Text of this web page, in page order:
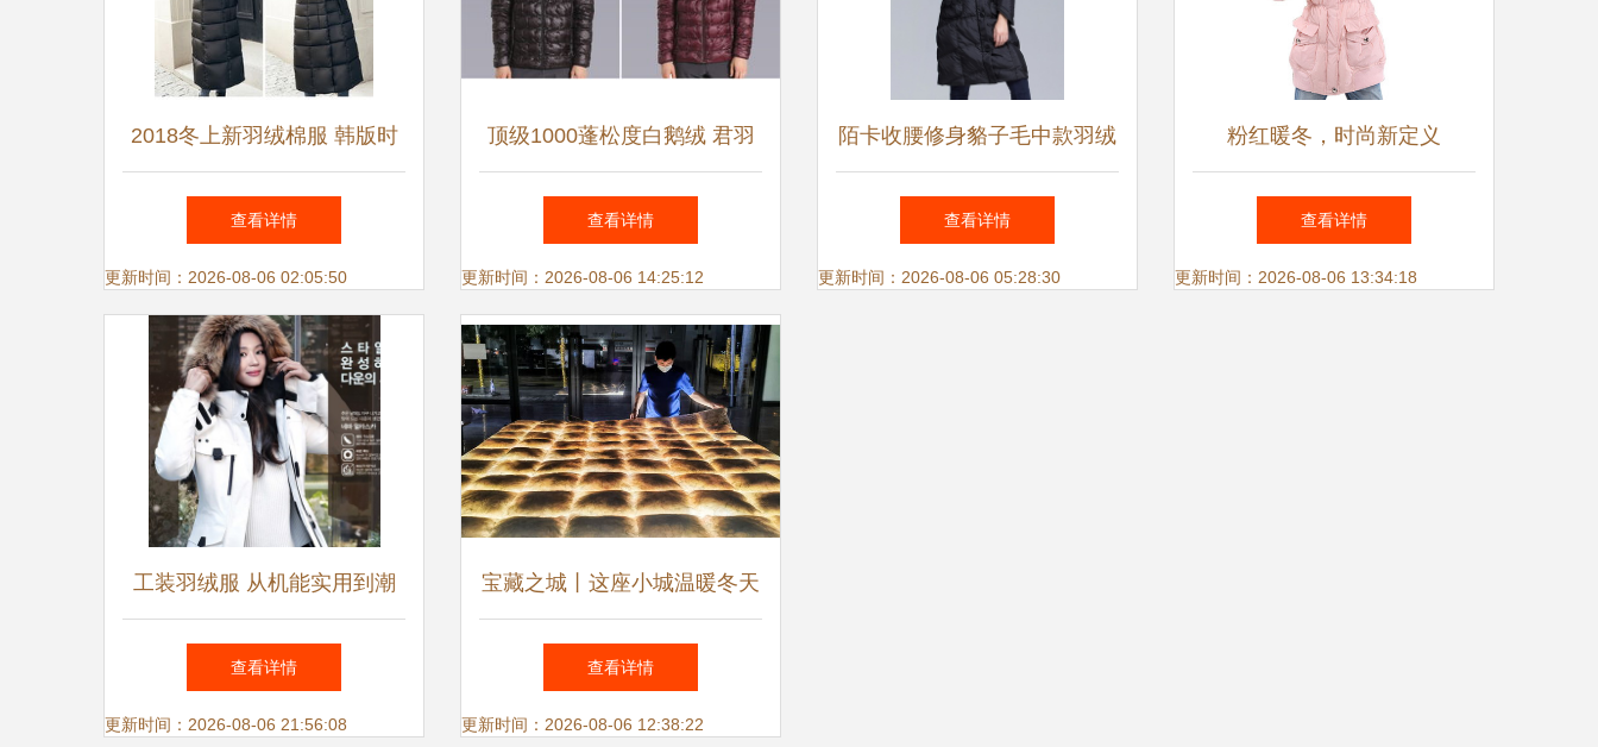
2018冬上新羽绒棉服 韩版时
尚修身过膝棉衣，打造温暖冬
季风尚
查看详情
更新时间：2026-08-06 02:05:50
顶级1000蓬松度白鹅绒 君羽
17秋冬新款户外羽绒服深度解
析
查看详情
更新时间：2026-08-06 14:25:12
陌卡收腰修身貉子毛中款羽绒
服 聚美优品平台上的冬日优
雅之选
查看详情
更新时间：2026-08-06 05:28:30
粉红暖冬，时尚新定义
INMAN茵曼贴袋羽绒服测评
查看详情
更新时间：2026-08-06 13:34:18
工装羽绒服 从机能实用到潮
流魅力，帅气有型无性别
查看详情
更新时间：2026-08-06 21:56:08
宝藏之城丨这座小城温暖冬天
羽绒
查看详情
更新时间：2026-08-06 12:38:22